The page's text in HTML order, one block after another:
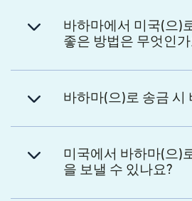
바하마에서 미국(으)
좋은 방법은 무엇인가
바하마(으)로 송금 시
미국에서 바하마(으)
을 보낼 수 있나요?